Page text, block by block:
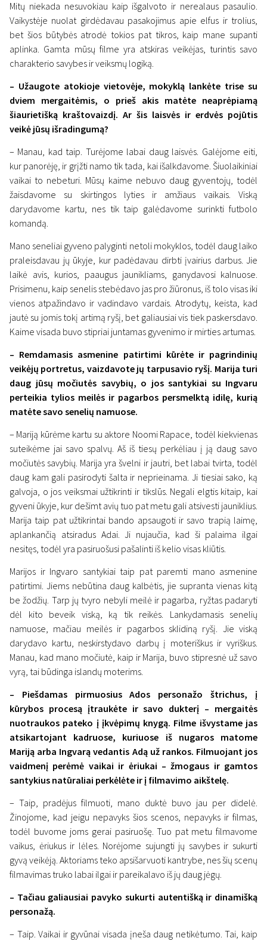
Mitų niekada nesuvokiau kaip išgalvoto ir nerealaus pasaulio.
Vaikystėje nuolat girdėdavau pasakojimus apie elfus ir trolius,
bet šios būtybės atrodė tokios pat tikros, kaip mane supanti
aplinka. Gamta mūsų filme yra atskiras veikėjas, turintis savo
charakterio savybes ir veiksmų logiką.
– Užaugote atokioje vietovėje, mokyklą lankėte trise su
dviem mergaitėmis, o prieš akis matėte neaprėpiamą
šiaurietišką kraštovaizdį. Ar šis laisvės ir erdvės pojūtis
veikė jūsų išradingumą?
– Manau, kad taip. Turėjome labai daug laisvės. Galėjome eiti,
kur panorėję, ir grįžti namo tik tada, kai išalkdavome. Šiuolaikiniai
vaikai to nebeturi. Mūsų kaime nebuvo daug gyventojų, todėl
žaisdavome su skirtingos lyties ir amžiaus vaikais. Viską
darydavome kartu, nes tik taip galėdavome surinkti futbolo
komandą.
Mano seneliai gyveno palyginti netoli mokyklos, todėl daug laiko
praleisdavau jų ūkyje, kur padėdavau dirbti įvairius darbus. Jie
laikė avis, kurios, paaugus jaunikliams, ganydavosi kalnuose.
Prisimenu, kaip senelis stebėdavo jas pro žiūronus, iš tolo visas iki
vienos atpažindavo ir vadindavo vardais. Atrodytų, keista, kad
jautė su jomis tokį artimą ryšį, bet galiausiai vis tiek paskersdavo.
Kaime visada buvo stipriai juntamas gyvenimo ir mirties artumas.
– Remdamasis asmenine patirtimi kūrėte ir pagrindinių
veikėjų portretus, vaizdavote jų tarpusavio ryšį. Marija turi
daug jūsų močiutės savybių, o jos santykiai su Ingvaru
perteikia tylios meilės ir pagarbos persmelktą idilę, kurią
matėte savo senelių namuose.
– Mariją kūrėme kartu su aktore Noomi Rapace, todėl kiekvienas
suteikėme jai savo spalvų. Aš iš tiesų perkėliau į ją daug savo
močiutės savybių. Marija yra švelni ir jautri, bet labai tvirta, todėl
daug kam gali pasirodyti šalta ir neprieinama. Ji tiesiai sako, ką
galvoja, o jos veiksmai užtikrinti ir tikslūs. Negali elgtis kitaip, kai
gyveni ūkyje, kur dešimt avių tuo pat metu gali atsivesti jauniklius.
Marija taip pat užtikrintai bando apsaugoti ir savo trapią laimę,
aplankančią atsiradus Adai. Ji nujaučia, kad ši palaima ilgai
nesitęs, todėl yra pasiruošusi pašalinti iš kelio visas kliūtis.
Marijos ir Ingvaro santykiai taip pat paremti mano asmenine
patirtimi. Jiems nebūtina daug kalbėtis, jie supranta vienas kitą
be žodžių. Tarp jų tvyro nebyli meilė ir pagarba, ryžtas padaryti
dėl kito beveik viską, ką tik reikės. Lankydamasis senelių
namuose, mačiau meilės ir pagarbos sklidiną ryšį. Jie viską
darydavo kartu, neskirstydavo darbų į moteriškus ir vyriškus.
Manau, kad mano močiutė, kaip ir Marija, buvo stipresnė už savo
vyrą, tai būdinga islandų moterims.
– Piešdamas pirmuosius Ados personažo štrichus, į
kūrybos procesą įtraukėte ir savo dukterį – mergaitės
nuotraukos pateko į įkvėpimų knygą. Filme išvystame jas
atsikartojant kadruose, kuriuose iš nugaros matome
Mariją arba Ingvarą vedantis Adą už rankos. Filmuojant jos
vaidmenį perėmė vaikai ir ėriukai – žmogaus ir gamtos
santykius natūraliai perkėlėte ir į filmavimo aikštelę.
– Taip, pradėjus filmuoti, mano duktė buvo jau per didelė.
Žinojome, kad jeigu nepavyks šios scenos, nepavyks ir filmas,
todėl buvome joms gerai pasiruošę. Tuo pat metu filmavome
vaikus, ėriukus ir lėles. Norėjome sujungti jų savybes ir sukurti
gyvą veikėją. Aktoriams teko apsišarvuoti kantrybe, nes šių scenų
filmavimas truko labai ilgai ir pareikalavo iš jų daug jėgų.
– Tačiau galiausiai pavyko sukurti autentišką ir dinamišką
personažą.
– Taip. Vaikai ir gyvūnai visada įneša daug netikėtumo. Tai, kaip